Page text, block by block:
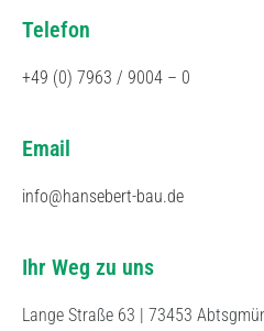
Telefon
+49 (0) 7963 / 9004 – 0
Email
info@hansebert-bau.de
Ihr Weg zu uns
Lange Straße 63 | 73453